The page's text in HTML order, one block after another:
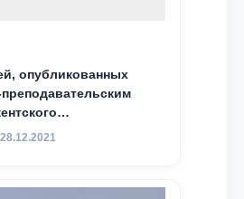
опубликованных
юридического
28.12.2021